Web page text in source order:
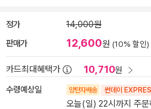
정가 14,000원
판매가 12,600원 (10% 할인)
카드최대혜택가 10,710원
수령예상일 양탄자배송 썬데이
오늘(일) 22시까지 주